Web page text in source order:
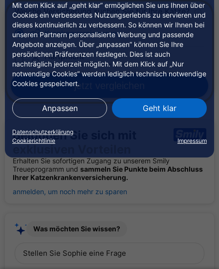
Mit dem Klick auf „geht klar” ermöglichen Sie uns Ihnen über
Cookies ein verbessertes Nutzungserlebnis zu servieren und
dieses kontinuierlich zu verbessern. So können wir Ihnen bei
unseren Partnern personalisierte Werbung und passende
Angebote anzeigen. Über „anpassen” können Sie Ihre
persönlichen Präferenzen festlegen. Dies ist auch
nachträglich jederzeit möglich. Mit dem Klick auf „Nur
notwendige Cookies” werden lediglich technisch notwendige
Cookies gespeichert.
Anpassen Geht klar
Datenschutzerklärung
Cookierichtlinie
Impressum
Welche Versicherung suchen Sie für Ihre Katze?
Krankenversicherung
Haftpflicht
enthalten in der Privathaftpflicht
jetzt
Belohnen Sie sich mit
Erhalten Sie sofortigen Zugang zu unserem Smily
Treueprogramm und sammeln Sie Punkte beim Abschluss
Ihrer Katzenkrankenversicherung.
anmelden, um noch mehr zu sparen
Was möchten Sie wissen?
Stellen Sie Sophie eine Frage